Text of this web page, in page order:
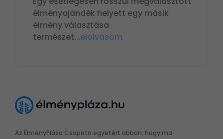
élményajándék helyett egy másik
élmény választása
természet...elolvasom
Az ÉlményPláza Csapata egyetért abban, hogy ma